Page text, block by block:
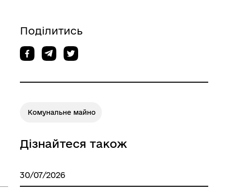
Поділитись
Комунальне майно
Дізнайтеся також
30/07/2026